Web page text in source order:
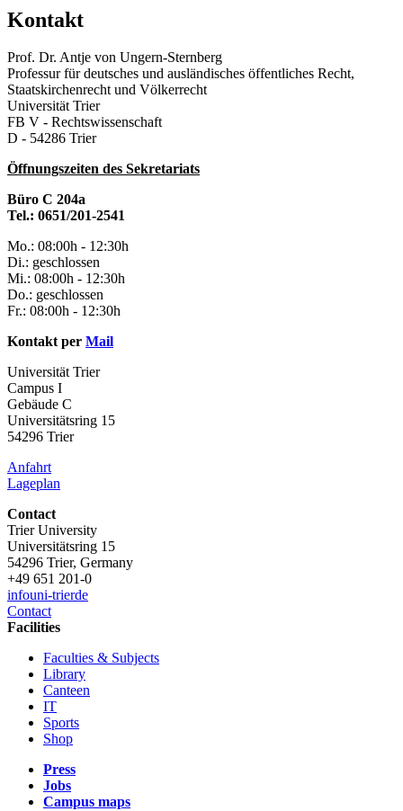
Kontakt
Prof. Dr. Antje von Ungern-Sternberg
Professur für deutsches und ausländisches öffentliches Recht,
Staatskirchenrecht und Völkerrecht
Universität Trier
FB V - Rechtswissenschaft
D - 54286 Trier
Öffnungszeiten des Sekretariats
Büro C 204a
Tel.: 0651/201-2541
Mo.: 08:00h - 12:30h
Di.: geschlossen
Mi.: 08:00h - 12:30h
Do.: geschlossen
Fr.: 08:00h - 12:30h
Kontakt per Mail
Universität Trier
Campus I
Gebäude C
Universitätsring 15
54296 Trier
Anfahrt
Lageplan
Contact
Trier University
Universitätsring 15
54296 Trier, Germany
+49 651 201-0
infouni-trierde
Contact
Facilities
Faculties & Subjects
Library
Canteen
IT
Sports
Shop
Press
Jobs
Campus maps